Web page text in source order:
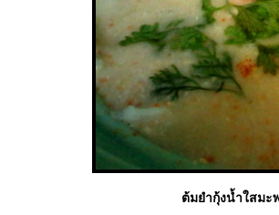
ต้มยำกุ้งน้ำใสมะ